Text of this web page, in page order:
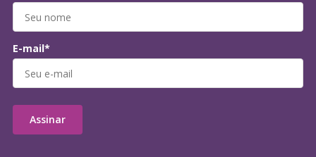
E-mail*
Assinar